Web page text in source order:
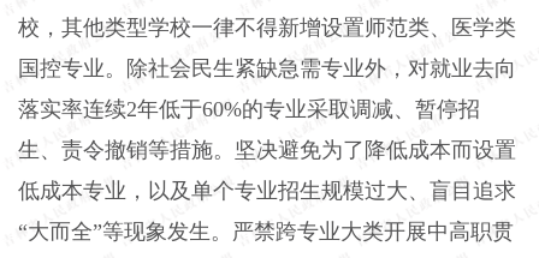
校，其他类型学校一律不得新增设置师范类、医学类
国控专业。除社会民生紧缺急需专业外，对就业去向
落实率连续2年低于60%的专业采取调减、暂停招
生、责令撤销等措施。坚决避免为了降低成本而设置
低成本专业，以及单个专业招生规模过大、盲目追求
“大而全”等现象发生。严禁跨专业大类开展中高职贯